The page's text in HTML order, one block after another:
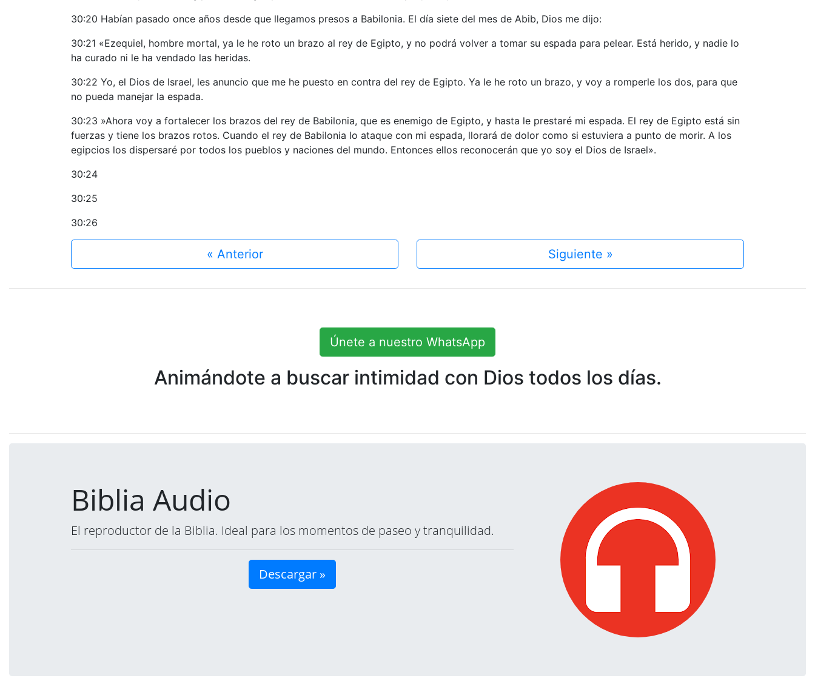
30:20 Habían pasado once años desde que llegamos presos a Babilonia. El día siete del mes de Abib, Dios me dijo:
30:21 «Ezequiel, hombre mortal, ya le he roto un brazo al rey de Egipto, y no podrá volver a tomar su espada para pelear. Está herido, y nadie lo
ha curado ni le ha vendado las heridas.
30:22 Yo, el Dios de Israel, les anuncio que me he puesto en contra del rey de Egipto. Ya le he roto un brazo, y voy a romperle los dos, para que
no pueda manejar la espada.
30:23 »Ahora voy a fortalecer los brazos del rey de Babilonia, que es enemigo de Egipto, y hasta le prestaré mi espada. El rey de Egipto está sin
fuerzas y tiene los brazos rotos. Cuando el rey de Babilonia lo ataque con mi espada, llorará de dolor como si estuviera a punto de morir. A los
egipcios los dispersaré por todos los pueblos y naciones del mundo. Entonces ellos reconocerán que yo soy el Dios de Israel».
30:24
30:25
30:26
« Anterior Siguiente »
Únete a nuestro WhatsApp
Animándote a buscar intimidad con Dios todos los días.
Biblia Audio
El reproductor de la Biblia. Ideal para los momentos de paseo y tranquilidad.
Descargar »